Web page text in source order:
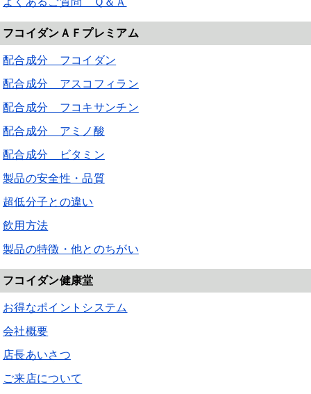
フコイダンＡＦプレミアム
配合成分 フコイダン
配合成分 アスコフィラン
配合成分 フコキサンチン
配合成分 アミノ酸
配合成分 ビタミン
製品の安全性・品質
超低分子との違い
飲用方法
製品の特徴・他とのちがい
フコイダン健康堂
お得なポイントシステム
会社概要
店長あいさつ
ご来店について